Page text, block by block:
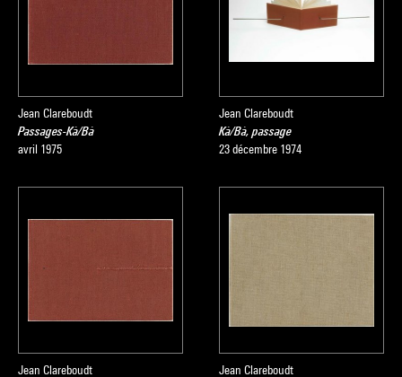
Jean Clareboudt
Passages-Kà/Bà
avril 1975
Jean Clareboudt
Kà/Bà, passage
23 décembre 1974
Jean Clareboudt
Jean Clareboudt